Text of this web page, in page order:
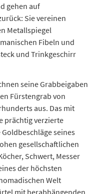
gehen auf
Sie vereinen
Metallspiegel
Fibeln und
und Trinkgeschirr
seine Grabbeigaben
Fürstengrab von
aus. Das mit
prächtig verzierte
seines
gesellschaftlichen
Schwert, Messer
der höchsten
Welt